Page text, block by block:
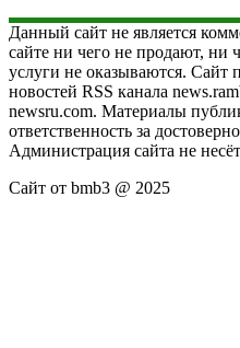
Данный сайт не является
сайте ни чего не продают, ни
услуги не оказываются. Сайт
новостей RSS канала
newsru.com. Материалы
ответственность за
Администрация сайта не
Сайт от bmb3 @ 2025